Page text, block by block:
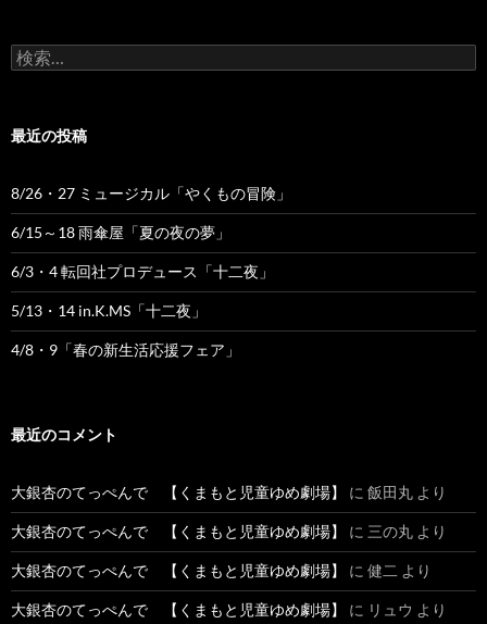
検
索:
最近の投稿
8/26・27 ミュージカル「やくもの冒険」
6/15～18 雨傘屋「夏の夜の夢」
6/3・4 転回社プロデュース「十二夜」
5/13・14 in.K.MS「十二夜」
4/8・9「春の新生活応援フェア」
最近のコメント
大銀杏のてっぺんで 【くまもと児童ゆめ劇場】 に 飯田丸 より
大銀杏のてっぺんで 【くまもと児童ゆめ劇場】 に 三の丸 より
大銀杏のてっぺんで 【くまもと児童ゆめ劇場】 に 健二 より
大銀杏のてっぺんで 【くまもと児童ゆめ劇場】 に リュウ より